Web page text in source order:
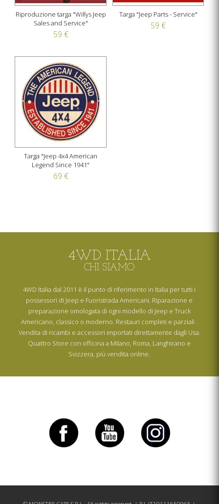
Riproduzione targa "Willys Jeep
Sales and Service"
59 €
Targa "Jeep Parts - Service"
59 €
Targa "Jeep 4x4 American
Legend Since 1941"
69 €
4WD ITALIA
CHI SIAMO
4WD Italia dal 2011 è il punto di riferimento in Italia per tutti i
possessori di Jeep e Fuoristrada Americani. Riparazione e
preparazione omologata di ogni modello di Jeep e Truck
Americano, classico o moderno. Restauri completi e parziali .
Vendita di ricambi e accessori importati direttamente dagli Usa.
Quattro Store con officina a Milano, Roma, Langhirano e
Svizzera, più vendita online.